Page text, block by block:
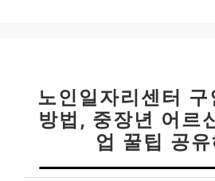
노인일자리센터
방법, 중장년 어르
업 꿀팁 공